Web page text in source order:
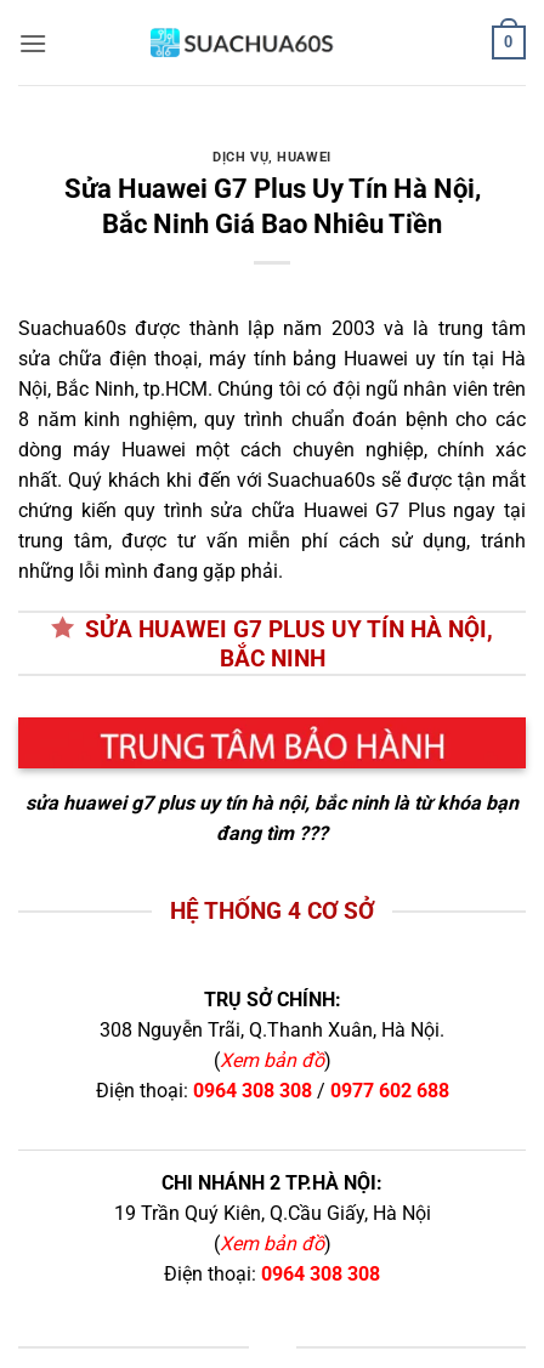
qua
0
DỊCH VỤ,HUAWEI
Sửa Huawei G7 Plus Uy Tín Hà Nội,
Bắc Ninh Giá Bao Nhiêu Tiền
Suachua60s được thành lập năm 2003 và là trung tâm
sửa chữa điện thoại, máy tính bảng Huawei uy tín tại Hà
Nội, Bắc Ninh, tp.HCM. Chúng tôi có đội ngũ nhân viên trên
8 năm kinh nghiệm, quy trình chuẩn đoán bệnh cho các
dòng máy Huawei một cách chuyên nghiệp, chính xác
nhất. Quý khách khi đến với Suachua60s sẽ được tận mắt
chứng kiến quy trình sửa chữa Huawei G7 Plus ngay tại
trung tâm, được tư vấn miễn phí cách sử dụng, tránh
những lỗi mình đang gặp phải.
SỬA HUAWEI G7 PLUS UY TÍN HÀ NỘI,
BẮC NINH
sửa huawei g7 plus uy tín hà nội, bắc ninhlà từ khóa bạn
đang tìm ???
HỆ THỐNG 4 CƠ SỞ
TRỤ SỞ CHÍNH:
308 Nguyễn Trãi, Q.Thanh Xuân, Hà Nội.
(Xem bản đồ)
Điện thoại: 0964 308 308/ 0977 602 688
CHI NHÁNH 2 TP.HÀ NỘI:
19 Trần Quý Kiên, Q.Cầu Giấy, Hà Nội
(Xem bản đồ)
Điện thoại: 0964 308 308